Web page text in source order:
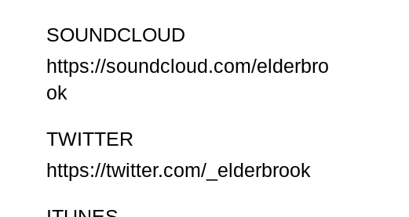
SOUNDCLOUD
https://soundcloud.com/elderbro
ok
TWITTER
https://twitter.com/_elderbrook